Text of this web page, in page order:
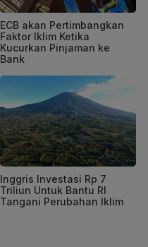
ECB akan Pertimbangkan
Faktor Iklim Ketika
Kucurkan Pinjaman ke
Bank
Inggris Investasi Rp 7
Triliun Untuk Bantu RI
Tangani Perubahan Iklim